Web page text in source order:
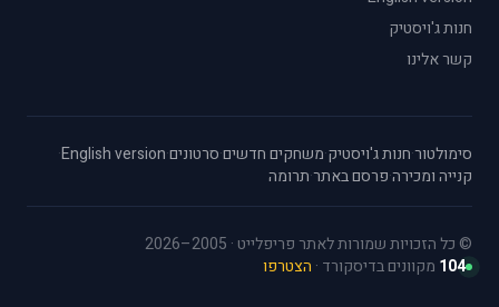
חנות ג'ויסטיק
קשר אלינו
סימולטור·חנות ג'ויסטיק·משחקים חדשים·סרטונים·
English version
·
קנייה ומכירה·פרסם באתר·תרומה
© כל הזכויות שמורות לאתר פריפלייט · 2005–2026
104 מקוונים בדיסקורד · הצטרפו